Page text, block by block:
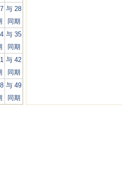
与 28
同期
与 35
同期
与 42
同期
与 49
同期